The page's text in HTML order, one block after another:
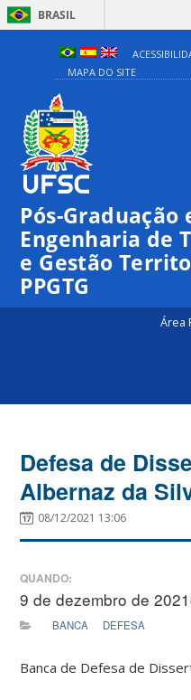
BRASIL
MAPA DO SITE
Pós-Graduação
Engenharia de
e Gestão
PPGTG
Área
Defesa de
Albernaz da
08/12/2021 13:06
QUANDO:
9 de dezembro de
BANCA DEFESA
Banca de Defesa de